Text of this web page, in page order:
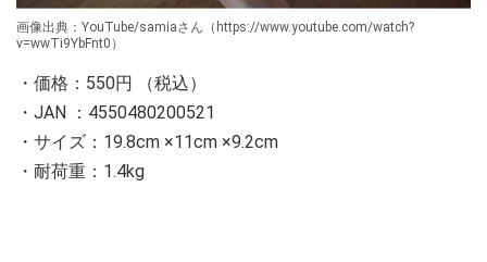
画像出典：YouTube/samiaさん（https://www.youtube.com/watch?
v=wwTi9YbFnt0）
・価格：550円 （税込）
・JAN ：4550480200521
・サイズ：19.8cm ×11cm ×9.2cm
・耐荷重：1.4kg